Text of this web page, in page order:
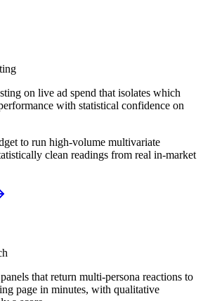
on live ad spend that isolates which
with statistical confidence on
to run high-volume multivariate
clean readings from real in-market
that return multi-persona reactions to
page in minutes, with qualitative